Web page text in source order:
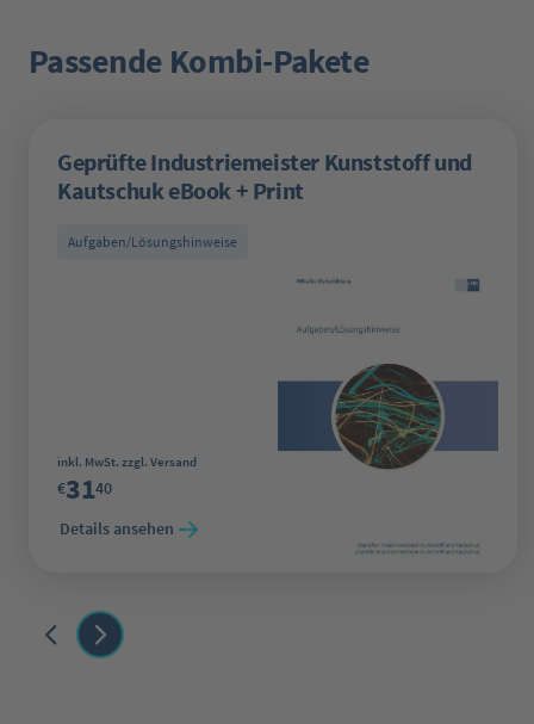
Produktgalerie überspringen
Passende Kombi-Pakete
Geprüfte Industriemeister Kunststoff und
Kautschuk eBook + Print
Aufgaben/Lösungshinweise
Regulärer Preis:
inkl. MwSt. zzgl. Versand
€3140
Details ansehen